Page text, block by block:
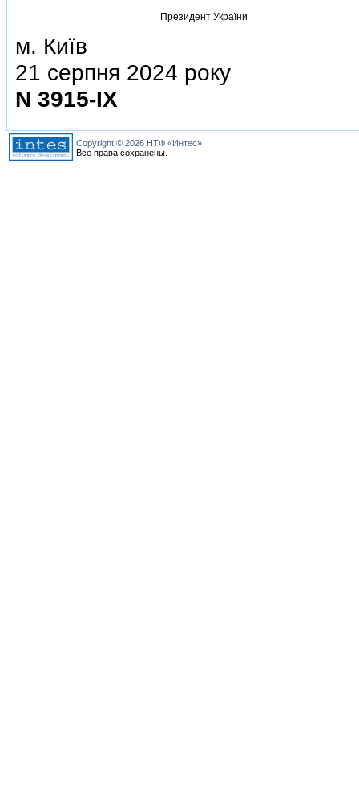
Президент України
м. Київ
21 серпня 2024 року
N 3915-IX
Copyright © 2026 НТФ «Интес»
Все права сохранены.